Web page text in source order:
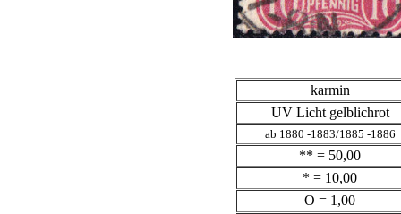
karmin
UV Licht gelblichrot
ab 1880 -1883/1885 -1886
** = 50,00
* = 10,00
O = 1,00